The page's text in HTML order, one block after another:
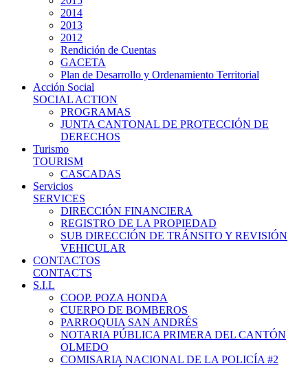
2014
2013
2012
Rendición de Cuentas
GACETA
Plan de Desarrollo y Ordenamiento Territorial
Acción Social
SOCIAL ACTION
PROGRAMAS
JUNTA CANTONAL DE PROTECCIÓN DE
DERECHOS
Turismo
TOURISM
CASCADAS
Servicios
SERVICES
DIRECCIÓN FINANCIERA
REGISTRO DE LA PROPIEDAD
SUB DIRECCIÓN DE TRÁNSITO Y REVISIÓN
VEHICULAR
CONTACTOS
CONTACTS
S.I.L
COOP. POZA HONDA
CUERPO DE BOMBEROS
PARROQUIA SAN ANDRÉS
NOTARIA PÚBLICA PRIMERA DEL CANTÓN
OLMEDO
COMISARIA NACIONAL DE LA POLICÍA #2